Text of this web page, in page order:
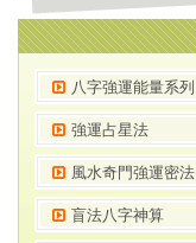
八字強運能量系列
強運占星法
風水奇門強運密法
盲法八字神算